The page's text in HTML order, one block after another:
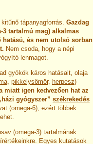
tápanyagforrás. Gazdag
tartalmú mag) alkalmas
hatású, és nem utolsó sorban
Nem csoda, hogy a népi
lenmagot.
gyökök káros hatásait, olaja
, pikkelysömör, herpesz)
miatt igen kedvezően hat az
gyógyszer” székrekedés
(omega-6), ezért többek
(omega-3) tartalmának
Egyes kutatások